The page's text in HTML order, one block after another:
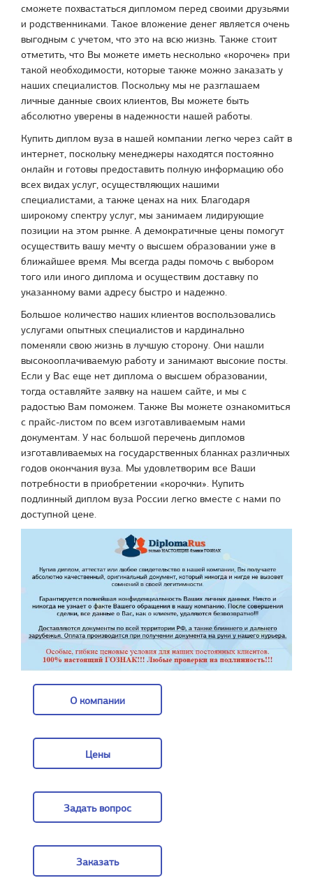
сможете похвастаться дипломом перед своими друзьями
и родственниками. Такое вложение денег является очень
выгодным с учетом, что это на всю жизнь. Также стоит
отметить, что Вы можете иметь несколько «корочек» при
такой необходимости, которые также можно заказать у
наших специалистов. Поскольку мы не разглашаем
личные данные своих клиентов, Вы можете быть
абсолютно уверены в надежности нашей работы.
Купить диплом вуза в нашей компании легко через сайт в
интернет, поскольку менеджеры находятся постоянно
онлайн и готовы предоставить полную информацию обо
всех видах услуг, осуществляющих нашими
специалистами, а также ценах на них. Благодаря
широкому спектру услуг, мы занимаем лидирующие
позиции на этом рынке. А демократичные цены помогут
осуществить вашу мечту о высшем образовании уже в
ближайшее время. Мы всегда рады помочь с выбором
того или иного диплома и осуществим доставку по
указанному вами адресу быстро и надежно.
Большое количество наших клиентов воспользовались
услугами опытных специалистов и кардинально
поменяли свою жизнь в лучшую сторону. Они нашли
высокооплачиваемую работу и занимают высокие посты.
Если у Вас еще нет диплома о высшем образовании,
тогда оставляйте заявку на нашем сайте, и мы с
радостью Вам поможем. Также Вы можете ознакомиться
с прайс-листом по всем изготавливаемым нами
документам. У нас большой перечень дипломов
изготавливаемых на государственных бланках различных
годов окончания вуза. Мы удовлетворим все Ваши
потребности в приобретении «корочки». Купить
подлинный диплом вуза России легко вместе с нами по
доступной цене.
О компании
Цены
Задать вопрос
Заказать